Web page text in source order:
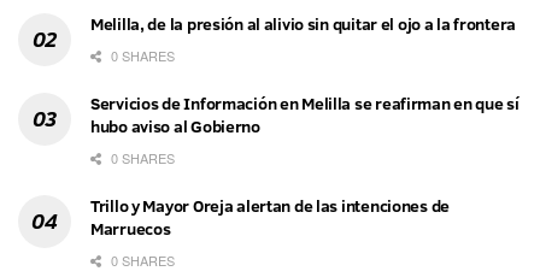
Melilla, de la presión al alivio sin quitar el ojo a la frontera
0 SHARES
Servicios de Información en Melilla se reafirman en que sí
hubo aviso al Gobierno
0 SHARES
Trillo y Mayor Oreja alertan de las intenciones de
Marruecos
0 SHARES